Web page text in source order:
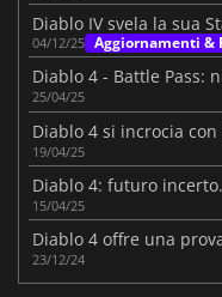
Diablo IV svela la sua
04/12/25 Aggiornamenti &
25/04/25
Diablo 4 si incrocia con
19/04/25
15/04/25
Diablo 4 offre una
23/12/24